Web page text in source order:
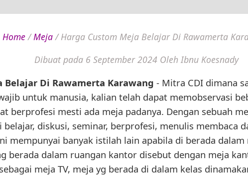
Home/Meja/Harga Custom Meja Belajar Di Rawamerta
Dibuat pada 6 September 2024 Oleh Ibnu Koesnady
Belajar Di Rawamerta Karawang - Mitra CDI dimana
untuk manusia, kalian telah dapat memobservasi
berprofesi mesti ada meja padanya. Dengan sebuah
diskusi, seminar, berprofesi, menulis membaca
mempunyai banyak istilah lain apabila di berada
berada dalam ruangan kantor disebut dengan meja
meja TV, meja yg berada di dalam kelas